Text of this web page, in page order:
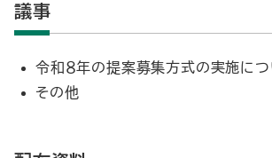
議事
令和８年の提案募集方式の実施に
その他